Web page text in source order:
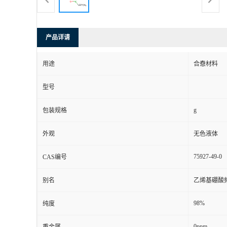
产品详请
用途 合憃材料
型号
包装规格 g
外观 无色液体
CAS编号 75927-49-0
别名 乙烯基硼酸
纯度 98%